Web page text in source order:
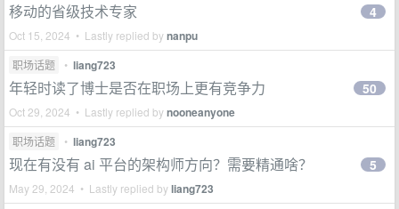
移动的省级技术专家
Oct 15, 2024 • Lastly replied bynanpu
4
职场话题 • liang723
年轻时读了博士是否在职场上更有竞争力
Oct 29, 2024 • Lastly replied bynooneanyone
50
职场话题 • liang723
现在有没有 ai 平台的架构师方向？需要精通啥？
May 29, 2024 • Lastly replied byliang723
5